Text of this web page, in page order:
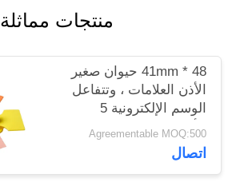
POLICY
منتجات مماثلة
48 * 41mm حيوان صغير
الأذن العلامات ، وتتفاعل
الوسم الإلكترونية 5
الألوان المتاحة
Agreementable MOQ:500
اتصال